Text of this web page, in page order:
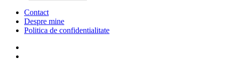
Contact
Despre mine
Politica de confidentialitate